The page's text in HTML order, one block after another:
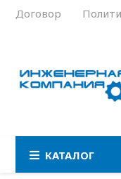
Договор
КАТАЛОГ